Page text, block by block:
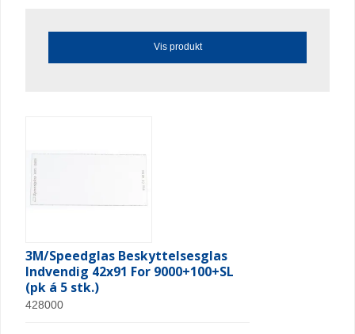
Vis produkt
3M/Speedglas Beskyttelsesglas
Indvendig 42x91 For 9000+100+SL
(pk á 5 stk.)
428000